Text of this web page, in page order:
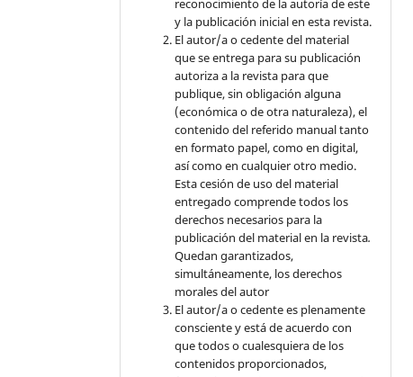
reconocimiento de la autoría de este
y la publicación inicial en esta revista.
El autor/a o cedente del material
que se entrega para su publicación
autoriza a la revista para que
publique, sin obligación alguna
(económica o de otra naturaleza), el
contenido del referido manual tanto
en formato papel, como en digital,
así como en cualquier otro medio.
Esta cesión de uso del material
entregado comprende todos los
derechos necesarios para la
publicación del material en la revista.
Quedan garantizados,
simultáneamente, los derechos
morales del autor
El autor/a o cedente es plenamente
consciente y está de acuerdo con
que todos o cualesquiera de los
contenidos proporcionados,